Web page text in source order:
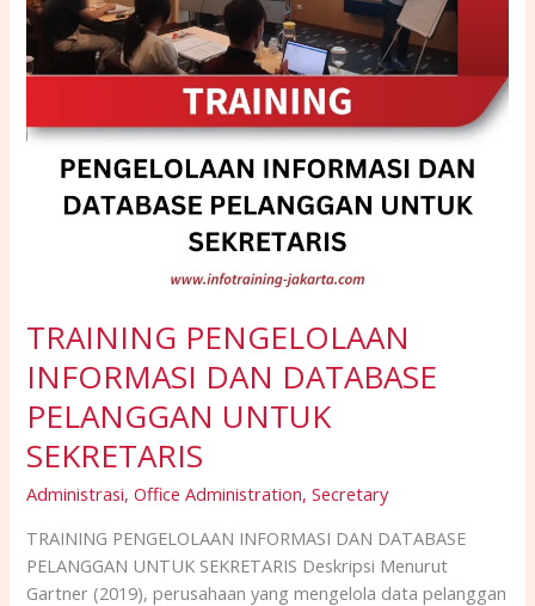
TRAINING PENGELOLAAN
INFORMASI DAN DATABASE
PELANGGAN UNTUK
SEKRETARIS
Administrasi,Office Administration,Secretary
TRAINING PENGELOLAAN INFORMASI DAN DATABASE
PELANGGAN UNTUK SEKRETARIS Deskripsi Menurut
Gartner (2019), perusahaan yang mengelola data pelanggan
SEKRETARIS